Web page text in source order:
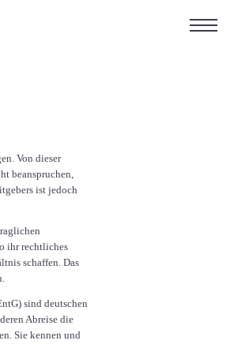
Von dieser
beanspruchen,
ist jedoch
ihr rechtliches
schaffen. Das
sind deutschen
Abreise die
Sie kennen und